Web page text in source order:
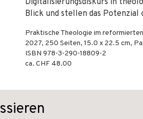
Digitalisierungsdiskurs in
Blick und stellen das Potenzial
Praktische Theologie im
2027, 250 Seiten, 15.0 x 22.5 cm,
ISBN 978-3-290-18809-2
ca. CHF 48.00